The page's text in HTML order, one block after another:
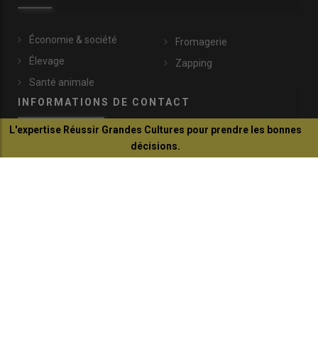
Économie & société
Élevage
Santé animale
Fromagerie
Zapping
INFORMATIONS DE CONTACT
L'expertise Réussir Grandes Cultures pour prendre les bonnes
décisions.